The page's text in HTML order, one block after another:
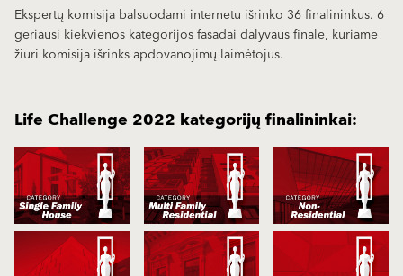
Ekspertų komisija balsuodami internetu išrinko 36 finalininkus. 6
geriausi kiekvienos kategorijos fasadai dalyvaus finale, kuriame
žiuri komisija išrinks apdovanojimų laimėtojus.
Life Challenge 2022 kategorijų finalininkai: